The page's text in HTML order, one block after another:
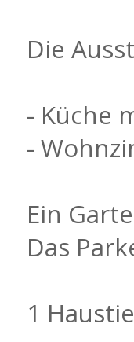
Die
- Küche
-
Ein
Das
1